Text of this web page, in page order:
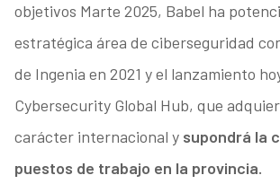
objetivos Marte 2025, Babel ha
estratégica área de ciberseguridad
de Ingenia en 2021 y el lanzamiento
Cybersecurity Global Hub, que
carácter internacional ysupondrá la
puestos de trabajo en la provincia.